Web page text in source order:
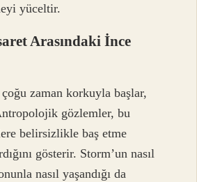
yüceltir.
Arasındaki İnce
çoğu zaman korkuyla başlar,
gözlemler, bu
belirsizlikle baş etme
gösterir. Storm’un nasıl
nasıl yaşandığı da